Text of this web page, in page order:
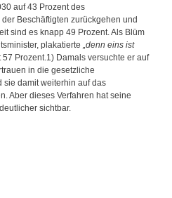
auf 43 Prozent des
Beschäftigten zurückgehen und
sind es knapp 49 Prozent. Als Blüm
plakatierte „denn eins ist
57 Prozent.1) Damals versuchte er auf
in die gesetzliche
damit weiterhin auf das
Aber dieses Verfahren hat seine
sichtbar.